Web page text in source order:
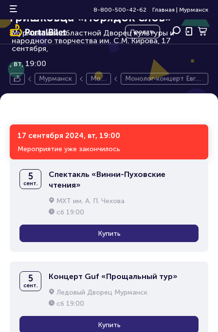
8-800-500-42-62 Главная Мурманск
Продать
Монолог-концерт Евгения
Гришковца «Порядок слов»
Мурманский областной Дворец культуры и
народного творчества им. С.М. Кирова, 17
сентября,
18+
вт, 19:00
Мурманск
Мон
Монолог-концерт Евген
17 сентября 2024, вт, 19:00
Мероприятие уже закончилось
5
сент.
Спектакль «Винни-Пуховские
чтения»
МХТ им. А. П. Чехова
сб 19:00
Купить
5
сент.
Концерт Guf «Прощальный тур»
Ледовый Дворец Мурманск
сб 19:00
Купить